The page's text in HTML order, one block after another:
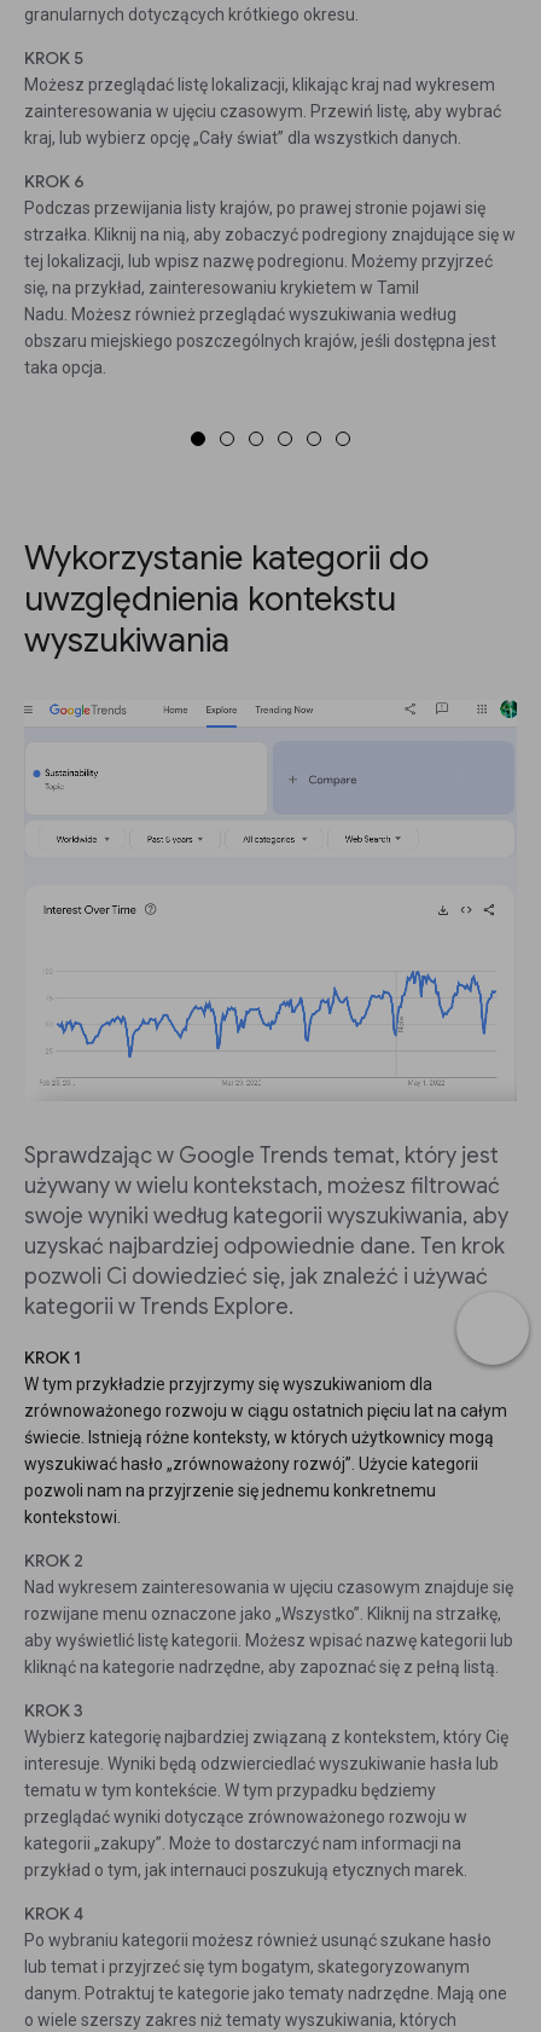
granularnych dotyczących krótkiego okresu.
KROK 5
Możesz przeglądać listę lokalizacji, klikając kraj nad wykresem
zainteresowania w ujęciu czasowym. Przewiń listę, aby wybrać
kraj, lub wybierz opcję „Cały świat” dla wszystkich danych.
KROK 6
Podczas przewijania listy krajów, po prawej stronie pojawi się
strzałka. Kliknij na nią, aby zobaczyć podregiony znajdujące się w
tej lokalizacji, lub wpisz nazwę podregionu. Możemy przyjrzeć
się, na przykład, zainteresowaniu krykietem w Tamil
Nadu. Możesz również przeglądać wyszukiwania według
obszaru miejskiego poszczególnych krajów, jeśli dostępna jest
taka opcja.
Wykorzystanie kategorii do
uwzględnienia kontekstu
wyszukiwania
Sprawdzając w Google Trends temat, który jest
używany w wielu kontekstach, możesz filtrować
swoje wyniki według kategorii wyszukiwania, aby
uzyskać najbardziej odpowiednie dane. Ten krok
pozwoli Ci dowiedzieć się, jak znaleźć i używać
kategorii w Trends Explore.
KROK 1
W tym przykładzie przyjrzymy się wyszukiwaniom dla
zrównoważonego rozwoju w ciągu ostatnich pięciu lat na całym
świecie. Istnieją różne konteksty, w których użytkownicy mogą
wyszukiwać hasło „zrównoważony rozwój”. Użycie kategorii
pozwoli nam na przyjrzenie się jednemu konkretnemu
kontekstowi.
KROK 2
Nad wykresem zainteresowania w ujęciu czasowym znajduje się
rozwijane menu oznaczone jako „Wszystko”. Kliknij na strzałkę,
aby wyświetlić listę kategorii. Możesz wpisać nazwę kategorii lub
kliknąć na kategorie nadrzędne, aby zapoznać się z pełną listą.
KROK 3
Wybierz kategorię najbardziej związaną z kontekstem, który Cię
interesuje. Wyniki będą odzwierciedlać wyszukiwanie hasła lub
tematu w tym kontekście. W tym przypadku będziemy
przeglądać wyniki dotyczące zrównoważonego rozwoju w
kategorii „zakupy”. Może to dostarczyć nam informacji na
przykład o tym, jak internauci poszukują etycznych marek.
KROK 4
Po wybraniu kategorii możesz również usunąć szukane hasło
lub temat i przyjrzeć się tym bogatym, skategoryzowanym
danym. Potraktuj te kategorie jako tematy nadrzędne. Mają one
o wiele szerszy zakres niż tematy wyszukiwania, których